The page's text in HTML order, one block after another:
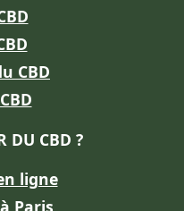
CBD
DU CBD ?
ligne